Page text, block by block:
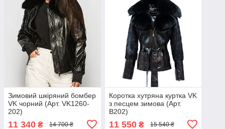
Зимовий шкіряний бомбер
VK чорний (Арт. VK1260-
202)
11 340 ₴ 14 700 ₴
Коротка хутряна куртка VK
з песцем зимова (Арт.
B202)
11 550₴ 15 540 ₴